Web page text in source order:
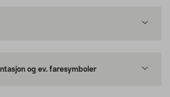
og ev. faresymboler